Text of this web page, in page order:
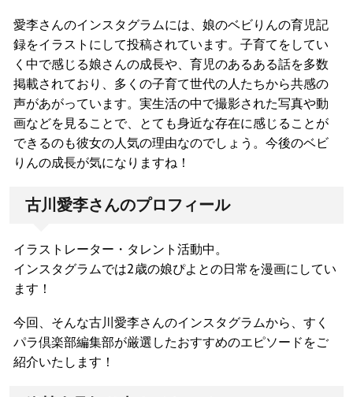
愛李さんのインスタグラムには、娘のベビりんの育児記
録をイラストにして投稿されています。子育てをしてい
く中で感じる娘さんの成長や、育児のあるある話を多数
掲載されており、多くの子育て世代の人たちから共感の
声があがっています。実生活の中で撮影された写真や動
画などを見ることで、とても身近な存在に感じることが
できるのも彼女の人気の理由なのでしょう。今後のベビ
りんの成長が気になりますね！
古川愛李さんのプロフィール
イラストレーター・タレント活動中。
インスタグラムでは2歳の娘ぴよとの日常を漫画にしてい
ます！
今回、そんな古川愛李さんのインスタグラムから、すく
パラ倶楽部編集部が厳選したおすすめのエピソードをご
紹介いたします！